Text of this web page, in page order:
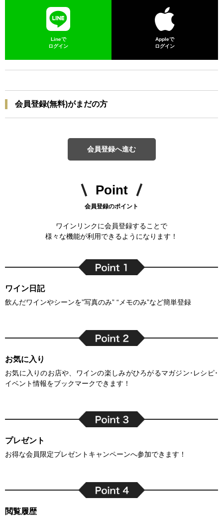
Lineで
ログイン
Appleで
ログイン
会員登録(無料)がまだの方
会員登録へ進む
Point
会員登録のポイント
ワインリンクに会員登録することで
様々な機能が利用できるようになります！
ワイン日記
飲んだワインやシーンを”写真のみ” “メモのみ”など簡単登録
お気に入り
お気に入りのお店や、ワインの楽しみがひろがるマガジン･レシピ･
イベント情報をブックマークできます！
プレゼント
お得な会員限定プレゼントキャンペーンへ参加できます！
閲覧履歴